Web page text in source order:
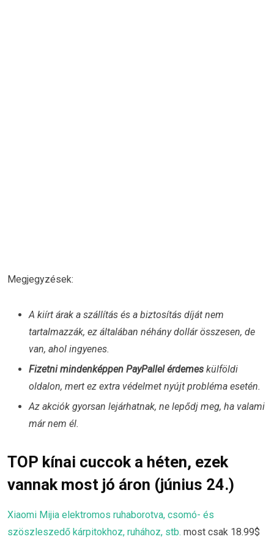
Megjegyzések:
A kiírt árak a szállítás és a biztosítás díját nem
tartalmazzák, ez általában néhány dollár összesen, de
van, ahol ingyenes.
Fizetni mindenképpen PayPallel érdemes külföldi
oldalon, mert ez extra védelmet nyújt probléma esetén.
Az akciók gyorsan lejárhatnak, ne lepődj meg, ha valami
már nem él.
TOP kínai cuccok a héten, ezek
vannak most jó áron (június 24.)
Xiaomi Mijia elektromos ruhaborotva, csomó- és
szöszleszedő kárpitokhoz, ruhához, stb. most csak 18.99$